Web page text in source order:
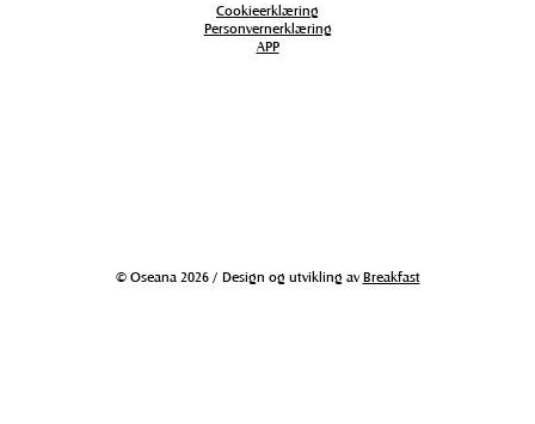
Cookieerklæring
Personvernerklæring
APP
© Oseana 2026 / Design og utvikling avBreakfast